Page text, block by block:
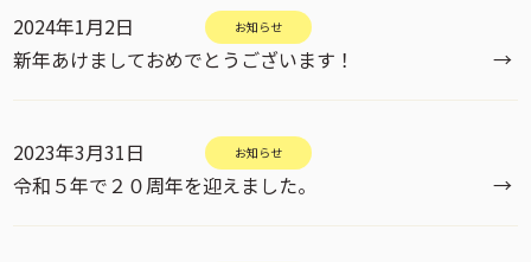
2024年1月2日 お知らせ
新年あけましておめでとうございます！ →
2023年3月31日 お知らせ
令和５年で２０周年を迎えました。 →